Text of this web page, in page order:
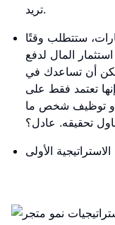
تريد.
ستتطلب وقتًا
المال لدفع
أن تساعدك في
إلى 5,000، 10,000، 100,000. إنها تعتمد فقط على
أو توظيف شخص ما
تحقيقه. عادل؟